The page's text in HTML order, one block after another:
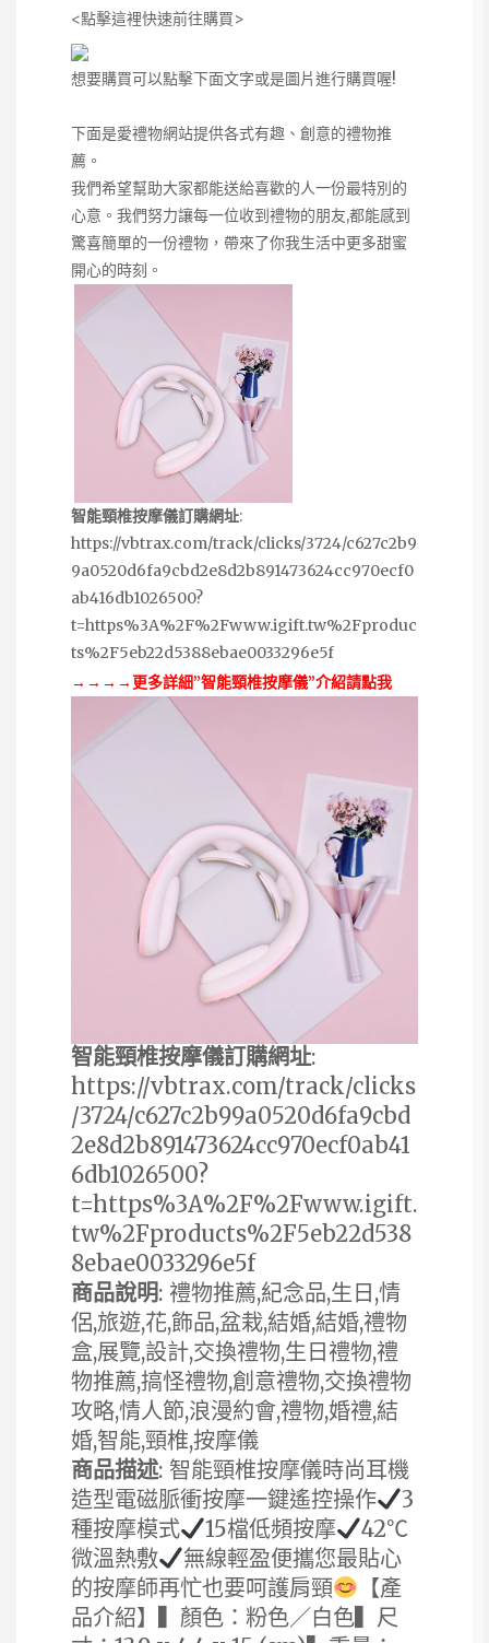
<點擊這裡快速前往購買>
想要購買可以點擊下面文字或是圖片進行購買喔!
下面是愛禮物網站提供各式有趣、創意的禮物推
薦。
我們希望幫助大家都能送給喜歡的人一份最特別的
心意。我們努力讓每一位收到禮物的朋友,都能感到
驚喜簡單的一份禮物，帶來了你我生活中更多甜蜜
開心的時刻。
智能頸椎按摩儀訂購網址:
https://vbtrax.com/track/clicks/3724/c627c2b9
9a0520d6fa9cbd2e8d2b891473624cc970ecf0
ab416db1026500?
t=https%3A%2F%2Fwww.igift.tw%2Fproduc
ts%2F5eb22d5388ebae0033296e5f
→→→→更多詳細”智能頸椎按摩儀”介紹請點我
智能頸椎按摩儀訂購網址:
https://vbtrax.com/track/clicks
/3724/c627c2b99a0520d6fa9cbd
2e8d2b891473624cc970ecf0ab41
6db1026500?
t=https%3A%2F%2Fwww.igift.
tw%2Fproducts%2F5eb22d538
8ebae0033296e5f
商品說明: 禮物推薦,紀念品,生日,情
侶,旅遊,花,飾品,盆栽,結婚,結婚,禮物
盒,展覽,設計,交換禮物,生日禮物,禮
物推薦,搞怪禮物,創意禮物,交換禮物
攻略,情人節,浪漫約會,禮物,婚禮,結
婚,智能,頸椎,按摩儀
商品描述: 智能頸椎按摩儀時尚耳機
造型電磁脈衝按摩一鍵遙控操作
3
種按摩模式
15檔低頻按摩
42℃
微溫熱敷
無線輕盈便攜您最貼心
的按摩師再忙也要呵護肩頸
【產
品介紹】▍顏色：粉色／白色▍尺